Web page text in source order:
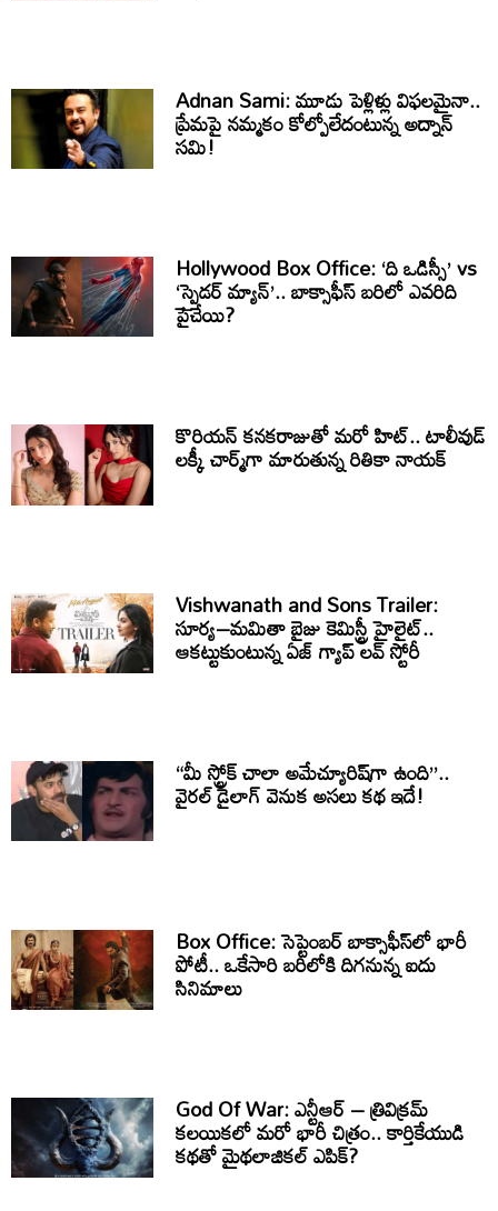
Adnan Sami: మూడు పెళ్లిళ్లు విఫలమైనా..
ప్రేమపై నమ్మకం కోల్పోలేదంటున్న అద్నాన్
సమి!
Hollywood Box Office: ‘ది ఒడిస్సీ’ vs
‘స్పైడర్ మ్యాన్’.. బాక్సాఫీస్ బరిలో ఎవరిది
పైచేయి?
కొరియన్ కనకరాజుతో మరో హిట్.. టాలీవుడ్
లక్కీ చార్మ్‌గా మారుతున్న రితికా నాయక్
Vishwanath and Sons Trailer:
సూర్య–మమితా బైజు కెమిస్ట్రీ హైలైట్..
ఆకట్టుకుంటున్న ఏజ్ గ్యాప్ లవ్ స్టోరీ
“మీ స్ట్రోక్ చాలా అమేచ్యూరిష్‌గా ఉంది”..
వైరల్ డైలాగ్ వెనుక అసలు కథ ఇదే!
Box Office: సెప్టెంబర్ బాక్సాఫీస్‌లో భారీ
పోటీ.. ఒకేసారి బరిలోకి దిగనున్న ఐదు
సినిమాలు
God Of War: ఎన్టీఆర్ – త్రివిక్రమ్
కలయికలో మరో భారీ చిత్రం.. కార్తికేయుడి
కథతో మైథలాజికల్ ఎపిక్?